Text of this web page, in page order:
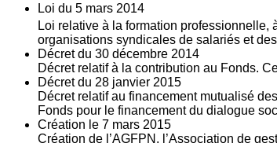
Loi du 5 mars 2014
Loi relative à la formation professionnelle,
organisations syndicales de salariés et
Décret du 30 décembre 2014
Décret relatif à la contribution au Fonds.
Décret du 28 janvier 2015
Décret relatif au financement mutualisé
Fonds pour le financement du dialogue
Création le 7 mars 2015
Création de l’AGFPN, l’Association de